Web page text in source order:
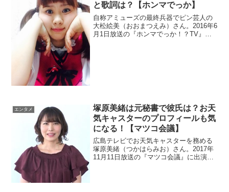
と歌詞は？【ホンマでっか】
自称アミューズの最終兵器でピン芸人の
大松絵美（おおまつえみ）さん。2016年6
月1日放送の『ホンマでっか！？TV』に
エンタメ
塚原美緒は元秘書で彼氏は？お天
気キャスターのプロフィールも気
になる！【マツコ会議】
広島テレビでお天気キャスターを務める
塚原美緒（つかはらみお）さん。2017年
11月11日放送の『マツコ会議』に出演。